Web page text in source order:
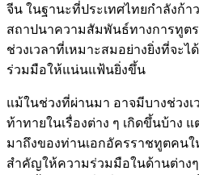
จีน ในฐานะที่ประเทศไทยกำลังก้า
สถาปนาความสัมพันธ์ทางการทูตร
ช่วงเวลาที่เหมาะสมอย่างยิ่งที่จะ
ร่วมมือให้แน่นแฟ้นยิ่งขึ้น
แม้ในช่วงที่ผ่านมา อาจมีบางช่วง
ท้าทายในเรื่องต่าง ๆ เกิดขึ้นบ้าง
มาถึงของท่านเอกอัครราชทูตคน
สำคัญให้ความร่วมมือในด้านต่าง